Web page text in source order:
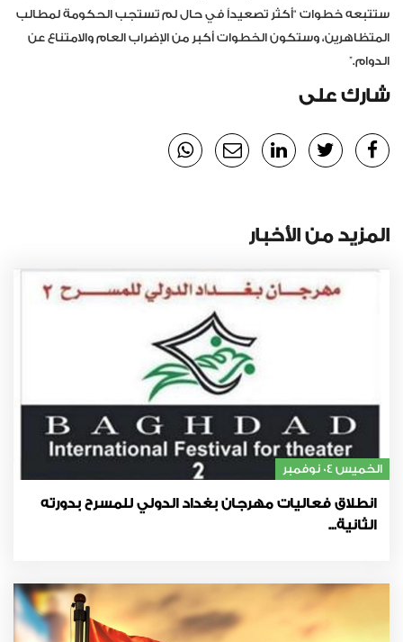
ستتبعه خطوات “أكثر تصعيداً في حال لم تستجب الحكومة لمطالب
المتظاهرين، وستكون الخطوات أكبر من الإضراب العام والامتناع عن
الدوام.”
شارك على
المزيد من الأخبار
الخميس 04 نوفمبر
انطلاق فعاليات مهرجان بغداد الدولي للمسرح بدورته
الثانية...